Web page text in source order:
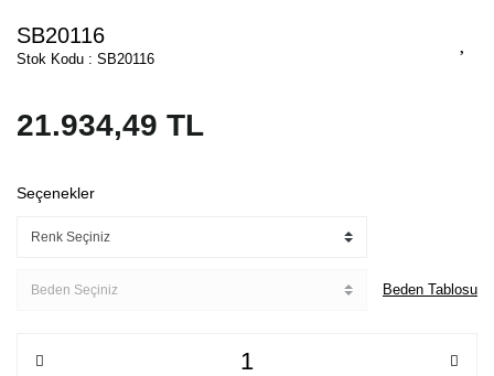
SB20116
Stok Kodu : SB20116
21.934,49 TL
Seçenekler
Beden Tablosu